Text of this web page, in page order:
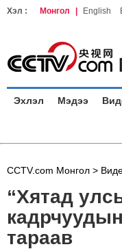
Хэл : Монгол English
Эхлэл Мэдээ
CCTV.com Монгол >
“Хятад
тараав